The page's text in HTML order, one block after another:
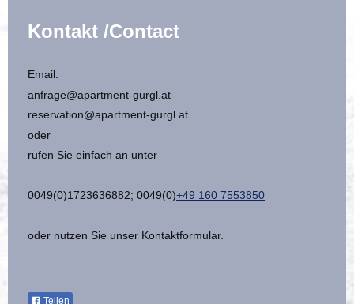
Kontakt /Contact
Email:
anfrage@apartment-gurgl.at
reservation@apartment-gurgl.at
oder
rufen Sie einfach an unter
0049(0)1723636882; 0049(0)+49 160 7553850
oder nutzen Sie unser Kontaktformular.
Teilen